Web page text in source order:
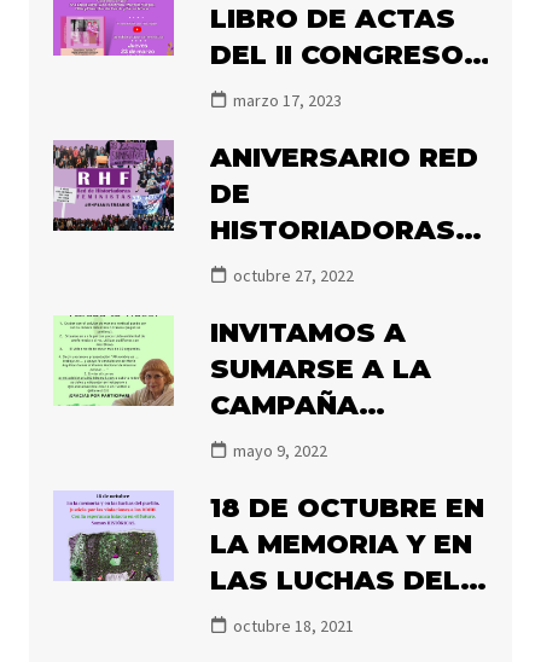
LIBRO DE ACTAS
DEL II CONGRESO
DE LA RHF
HISTORIA Y
TRANSFORMACIÓN
POLÍTICA»
marzo 17, 2023
ANIVERSARIO RED
DE
HISTORIADORAS
FEMINISTAS
octubre 27, 2022
INVITAMOS A
SUMARSE A LA
CAMPAÑA
#ILLANESALNACIO
mayo 9, 2022
18 DE OCTUBRE EN
LA MEMORIA Y EN
LAS LUCHAS DEL
PUEBLO.
octubre 18, 2021